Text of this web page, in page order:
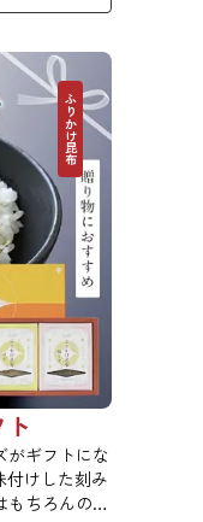
ふりかけ昆布
がギフトにな
けした刻み
もちろんのこ